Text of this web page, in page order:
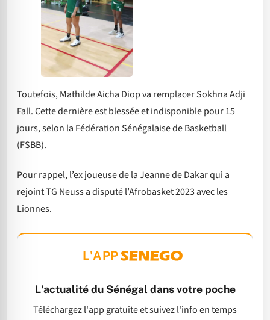
Toutefois, Mathilde Aicha Diop va remplacer Sokhna Adji
Fall. Cette dernière est blessée et indisponible pour 15
jours, selon la Fédération Sénégalaise de Basketball
(FSBB).
Pour rappel, l’ex joueuse de la Jeanne de Dakar qui a
rejoint TG Neuss a disputé l’Afrobasket 2023 avec les
Lionnes.
L'APP
L'actualité du Sénégal dans votre poche
Téléchargez l'app gratuite et suivez l'info en temps